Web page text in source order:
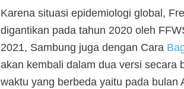
Karena situasi epidemiologi global,
digantikan pada tahun 2020 oleh
2021, Sambung juga dengan Cara
akan kembali dalam dua versi secara
waktu yang berbeda yaitu pada bulan